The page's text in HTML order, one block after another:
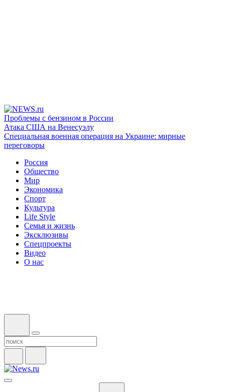
Проблемы с бензином в России
Атака США на Венесуэлу
Специальная военная операция на Украине: мирные
переговоры
Россия
Общество
Мир
Экономика
Спорт
Культура
Life Style
Семья и жизнь
Эксклюзивы
Спецпроекты
Видео
О нас